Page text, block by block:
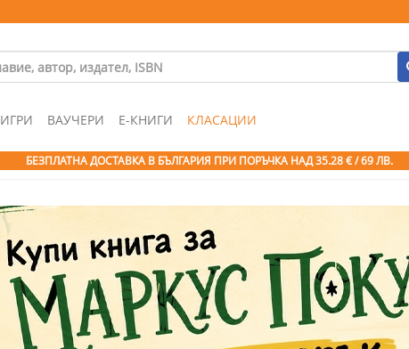
ИГРИ ВАУЧЕРИ Е-КНИГИ КЛАСАЦИИ
БЕЗПЛАТНА ДОСТАВКА В БЪЛГАРИЯ ПРИ ПОРЪЧКА НАД 35.28 € / 69 ЛВ.